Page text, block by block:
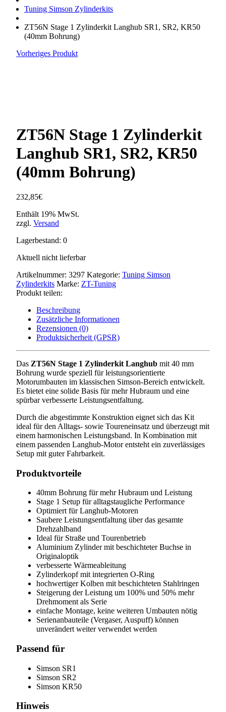
Tuning Simson Zylinderkits
ZT56N Stage 1 Zylinderkit Langhub SR1, SR2, KR50
(40mm Bohrung)
Vorheriges Produkt
ZT56N Stage 1 Zylinderkit
Langhub SR1, SR2, KR50
(40mm Bohrung)
232,85€
Enthält 19% MwSt.
zzgl. Versand
Lagerbestand: 0
Aktuell nicht lieferbar
Artikelnummer: 3297 Kategorie: Tuning Simson
Zylinderkits Marke: ZT-Tuning
Produkt teilen:
Beschreibung
Zusätzliche Informationen
Rezensionen (0)
Produktsicherheit (GPSR)
Das ZT56N Stage 1 Zylinderkit Langhub mit 40 mm
Bohrung wurde speziell für leistungsorientierte
Motorumbauten im klassischen Simson-Bereich entwickelt.
Es bietet eine solide Basis für mehr Hubraum und eine
spürbar verbesserte Leistungsentfaltung.
Durch die abgestimmte Konstruktion eignet sich das Kit
ideal für den Alltags- sowie Toureneinsatz und überzeugt mit
einem harmonischen Leistungsband. In Kombination mit
einem passenden Langhub-Motor entsteht ein zuverlässiges
Setup mit guter Fahrbarkeit.
Produktvorteile
40mm Bohrung für mehr Hubraum und Leistung
Stage 1 Setup für alltagstaugliche Performance
Optimiert für Langhub-Motoren
Saubere Leistungsentfaltung über das gesamte
Drehzahlband
Ideal für Straße und Tourenbetrieb
Aluminium Zylinder mit beschichteter Buchse in
Originaloptik
verbesserte Wärmeableitung
Zylinderkopf mit integrierten O-Ring
hochwertiger Kolben mit beschichteten Stahlringen
Steigerung der Leistung um 100% und 50% mehr
Drehmoment als Serie
einfache Montage, keine weiteren Umbauten nötig
Serienanbauteile (Vergaser, Auspuff) können
unverändert weiter verwendet werden
Passend für
Simson SR1
Simson SR2
Simson KR50
Hinweis